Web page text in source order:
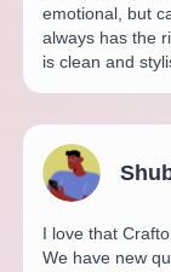
emotional, but
always has the
is clean and
I love that
We have new